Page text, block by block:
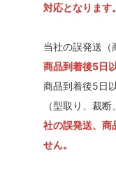
対応となります。
当社の誤発送（
商品到着後5日
商品到着後5日
（型取り、裁
社の誤発送、商
せん。